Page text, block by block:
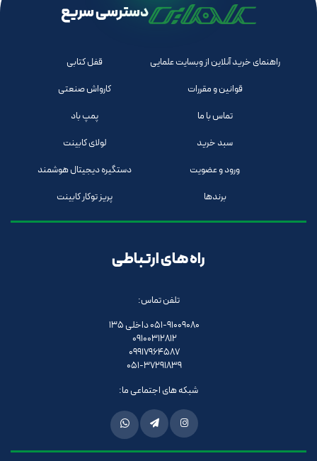
دسترسی سریع
راهنمای خرید آنلاین از وبسایت علمایی
قوانین و مقررات
تماس با ما
سبد خرید
ورود و عضویت
برندها
قفل کتابی
کارواش صنعتی
پمپ باد
لولای کابینت
دستگیره دیجیتال هوشمند
پریز توکار کابینت
راه های ارتباطی
تلفن تماس:
051-91009080 داخلی 135
09100312812
09917964587
051-37291839
شبکه های اجتماعی ما: